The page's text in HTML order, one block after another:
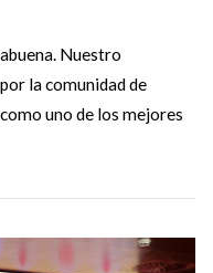
Nuestro
la comunidad de
uno de los mejores